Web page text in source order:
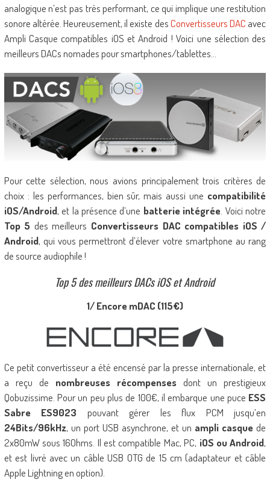
analogique n’est pas très performant, ce qui implique une restitution
sonore altérée. Heureusement, il existe desConvertisseurs DAC avec
Ampli Casque compatibles iOS et Android ! Voici une sélection des
meilleurs DACs nomades pour smartphones/tablettes…
Pour cette sélection, nous avions principalement trois critères de
choix : les performances, bien sûr, mais aussi une compatibilité
iOS/Android, et la présence d’une batterie intégrée . Voici notre
Top 5 des meilleurs Convertisseurs DAC compatibles iOS /
Android, qui vous permettront d’élever votre smartphone au rang
de source audiophile !
Top 5 des meilleurs DACs iOS et Android
1/ Encore mDAC (115€)
Ce petit convertisseur a été encensé par la presse internationale, et
a reçu de nombreuses récompenses dont un prestigieux
Qobuzissime. Pour un peu plus de 100€, il embarque une puce ESS
Sabre ES9023 pouvant gérer les flux PCM jusqu’en
24Bits/96kHz, un port USB asynchrone, et un ampli casque de
2x80mW sous 16Ohms. Il est compatible Mac, PC, iOS ou Android,
et est livré avec un câble USB OTG de 15 cm (adaptateur et câble
Apple Lightning en option).